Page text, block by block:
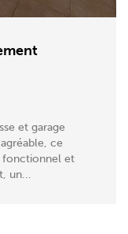
et garage
ce
fonctionnel et
un...